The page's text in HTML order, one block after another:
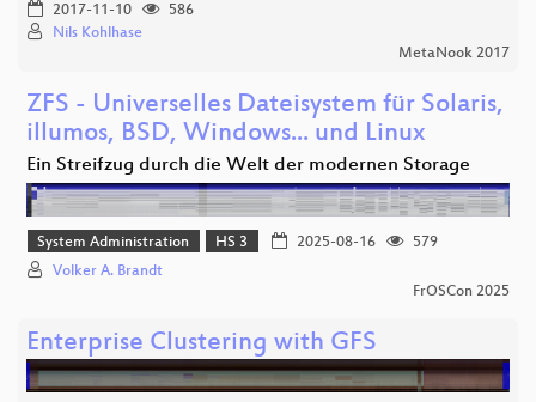
2017-11-10
586
Nils Kohlhase
MetaNook 2017
ZFS - Universelles Dateisystem für Solaris,
illumos, BSD, Windows... und Linux
Ein Streifzug durch die Welt der modernen Storage
System Administration HS 3 2025-08-16
579
Volker A. Brandt
FrOSCon 2025
Enterprise Clustering with GFS